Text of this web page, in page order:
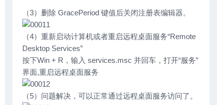
（3）删除 GracePeriod 键值后关闭注册表编辑器。
（4）重新启动计算机或者重启远程桌面服务“Remote
Desktop Services”
按下Win + R，输入 services.msc 并回车，打开“服务”
界面,重启远程桌面服务
（5）问题解决，可以正常通过远程桌面服务访问了。